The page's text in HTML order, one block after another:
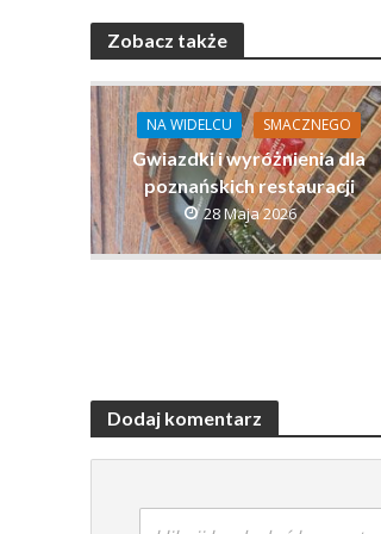
Zobacz także
NA WIDELCU SMACZNEGO
Gwiazdki i wyróżnienia dla
poznańskich restauracji
28 Maja 2026
Dodaj komentarz